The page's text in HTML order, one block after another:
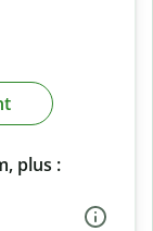
plus :